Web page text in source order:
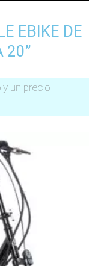
EBIKE DE
20”
y un precio